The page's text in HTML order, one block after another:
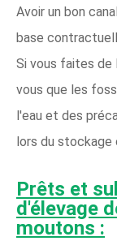
Avoir un bon
base
Si vous faites de
vous que les
l'eau et des
lors du stockage
Prêts et
d'élevage
moutons :